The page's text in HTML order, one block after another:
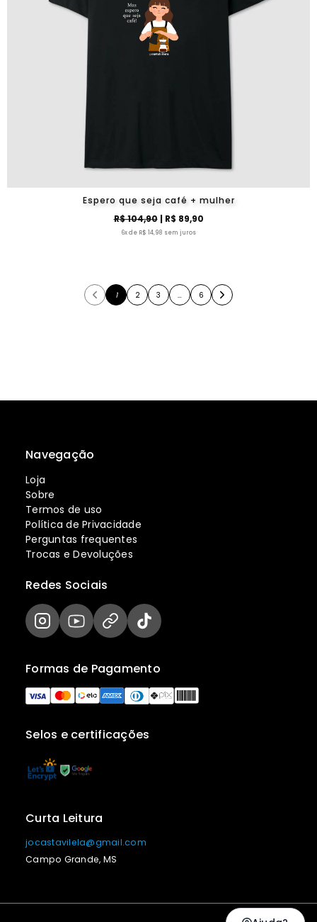
Espero que seja café + mulher
R$ 104,90| R$ 89,90
6x de R$ 14,98 sem juros
1 2 3 … 6
Navegação
Loja
Sobre
Termos de uso
Política de Privacidade
Perguntas frequentes
Trocas e Devoluções
Selos e certificações
Formas de Pagamento
Redes Sociais
Curta Leitura
jocastavilela@gmail.com
Campo Grande, MS